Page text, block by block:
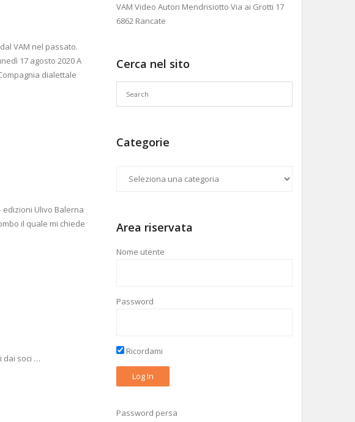
VAM nel passato.
17 agosto 2020 A
dialettale
edizioni Ulivo Balerna
il quale mi chiede
dai soci …
VAM Video Autori Mendrisiotto Via ai Grotti 17
6862 Rancate
Cerca nel sito
Categorie
Area riservata
Nome utente
Password
Ricordami
Password persa